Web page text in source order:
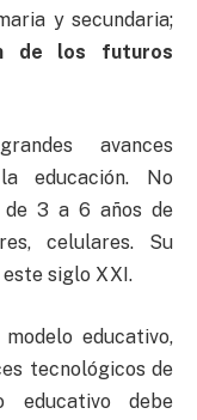
y secundaria;
de los futuros
avances
educación. No
de 3 a 6 años de
celulares. Su
siglo XXI.
educativo,
tecnológicos de
educativo debe